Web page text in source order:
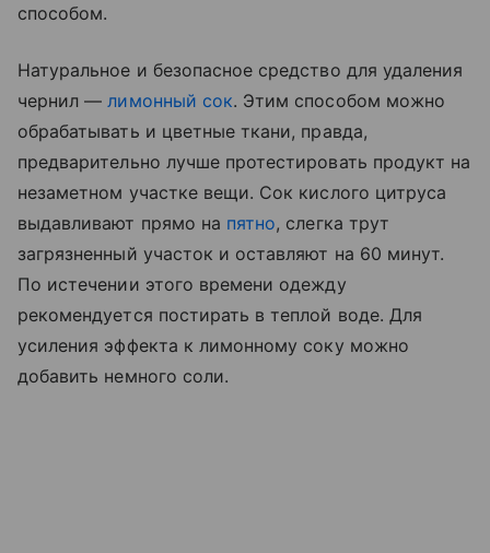
способом.
Натуральное и безопасное средство для удаления
чернил — лимонный сок. Этим способом можно
обрабатывать и цветные ткани, правда,
предварительно лучше протестировать продукт на
незаметном участке вещи. Сок кислого цитруса
выдавливают прямо на пятно, слегка трут
загрязненный участок и оставляют на 60 минут.
По истечении этого времени одежду
рекомендуется постирать в теплой воде. Для
усиления эффекта к лимонному соку можно
добавить немного соли.